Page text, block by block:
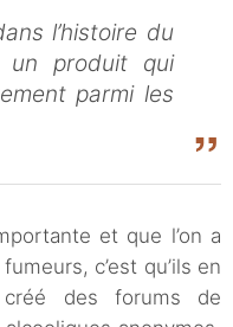
l’histoire du
un produit qui
parmi les
et que l’on a
c’est qu’ils en
des forums de